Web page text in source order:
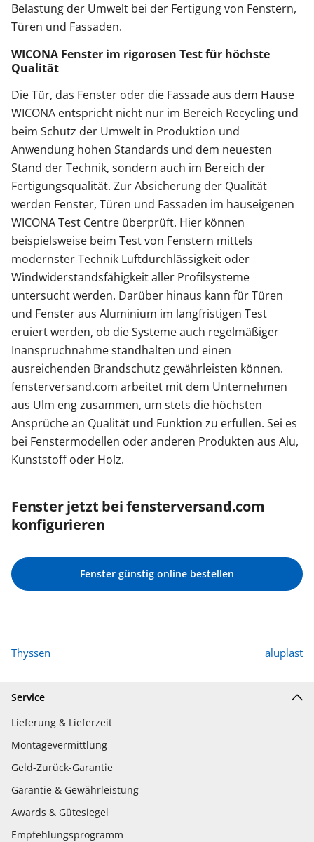
Belastung der Umwelt bei der Fertigung von Fenstern,
Türen und Fassaden.
WICONA Fenster im rigorosen Test für höchste
Qualität
Die Tür, das Fenster oder die Fassade aus dem Hause
WICONA entspricht nicht nur im Bereich Recycling und
beim Schutz der Umwelt in Produktion und
Anwendung hohen Standards und dem neuesten
Stand der Technik, sondern auch im Bereich der
Fertigungsqualität. Zur Absicherung der Qualität
werden Fenster, Türen und Fassaden im hauseigenen
WICONA Test Centre überprüft. Hier können
beispielsweise beim Test von Fenstern mittels
modernster Technik Luftdurchlässigkeit oder
Windwiderstandsfähigkeit aller Profilsysteme
untersucht werden. Darüber hinaus kann für Türen
und Fenster aus Aluminium im langfristigen Test
eruiert werden, ob die Systeme auch regelmäßiger
Inanspruchnahme standhalten und einen
ausreichenden Brandschutz gewährleisten können.
fensterversand.com arbeitet mit dem Unternehmen
aus Ulm eng zusammen, um stets die höchsten
Ansprüche an Qualität und Funktion zu erfüllen. Sei es
bei Fenstermodellen oder anderen Produkten aus Alu,
Kunststoff oder Holz.
Fenster jetzt bei fensterversand.com
konfigurieren
Fenster günstig online bestellen
Thyssen aluplast
Service
Lieferung & Lieferzeit
Montagevermittlung
Geld-Zurück-Garantie
Garantie & Gewährleistung
Awards & Gütesiegel
Empfehlungsprogramm